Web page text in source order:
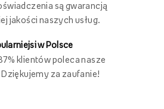
są gwarancją
jakości naszych usług.
w Polsce
klientów poleca nasze
Dziękujemy za zaufanie!